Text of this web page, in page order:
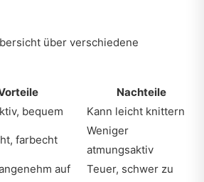
über verschiedene
Nachteile
bequem Kann leicht knittern
farbecht
Weniger
atmungsaktiv
auf
Teuer, schwer zu